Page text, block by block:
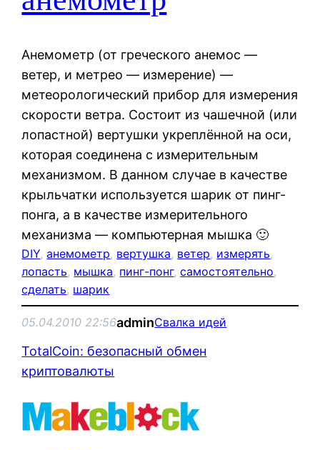
Анемометр (от греческого анемос —
ветер, и метрео — измерение) —
метеорологический прибор для измерения
скорости ветра. Состоит из чашечной (или
лопастной) вертушки укреплённой на оси,
которая соединена с измерительным
механизмом. В данном случае в качестве
крыльчатки используется шарик от пинг-
понга, а в качестве измерительного
механизма — компьютерная мышка 🙂
DIY, анемометр, вертушка, ветер, измерять
лопасть, мышка, пинг-понг, самостоятельно
сделать, шарик
05.04.2010 22:56adminСвалка идей
TotalCoin: безопасный обмен
криптовалюты